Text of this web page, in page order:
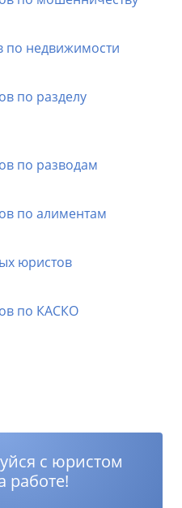
по недвижимости
по разделу
по разводам
по алиментам
юристов
по КАСКО
с юристом
работе!